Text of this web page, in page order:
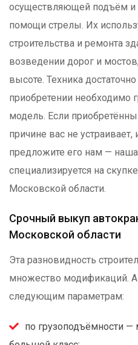
осуществляющей подъём и
помощи стрелы. Их
строительства и ремонта
возведении дорог и
высоте. Техника
приобретении необходимо
модель. Если
причине вас не
предложите его нам —
специализируется на
Московской области.
Срочный выкуп
Московской области
Эта разновидность
множество модификаций.
следующим параметрам:
по грузоподъёмности